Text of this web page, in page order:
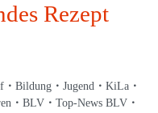
Rezept
Bildung Jugend
KiLa
BLV
Top-News BLV